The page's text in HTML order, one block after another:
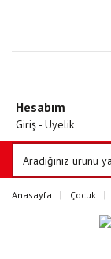
Hesabım
Giriş - Üyelik
Anasayfa Çocuk